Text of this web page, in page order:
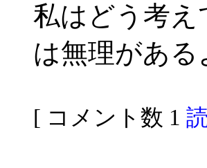
私はどう考
は無理があ
[ コメント数 1